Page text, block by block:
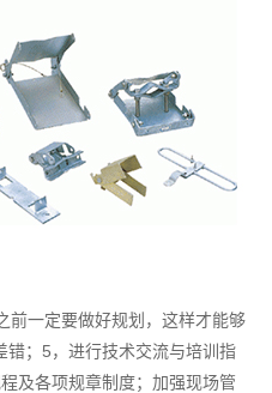
前一定要做好规划，这样才能够
错；5，进行技术交流与培训指
及各项规章制度；加强现场管